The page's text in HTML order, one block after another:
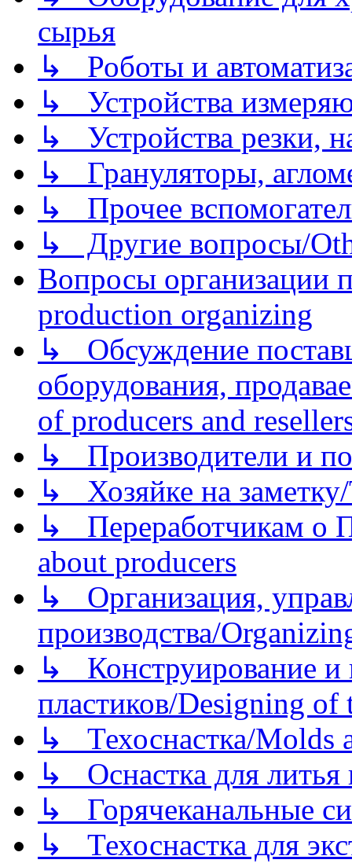
сырья
↳ Роботы и
↳ Устройства
↳ Устройства резки,
↳ Грануляторы,
↳ Прочее
↳ Другие вопросы/
Вопросы организации
production organizing
↳ Обсуждение
оборудования,
of producers and
↳ Производители и
↳ Хозяйке на
↳ Переработчикам о
about producers
↳ Организация,
производства/
↳ Конструирование и
пластиков/Designing of
↳ Техоснастка/Molds
↳ Оснастка для литья
↳ Горячеканальные
↳ Техоснастка для